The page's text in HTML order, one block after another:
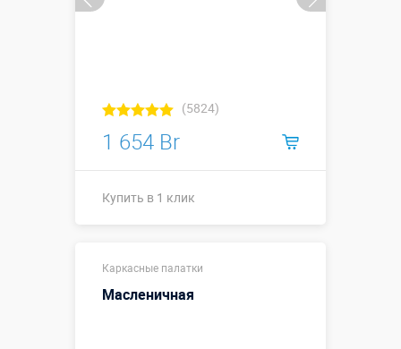
(5824)
1 654 Br
Купить в 1 клик
Каркасные палатки
Масленичная